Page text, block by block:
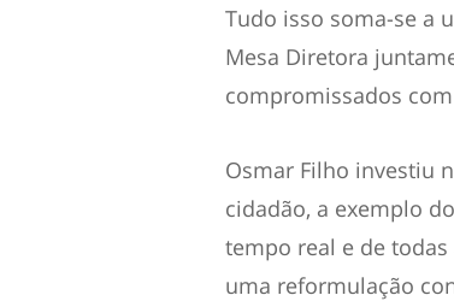
Tudo isso soma-se a
Mesa Diretora
compromissados
Osmar Filho investiu
cidadão, a exemplo
tempo real e de
uma reformulação